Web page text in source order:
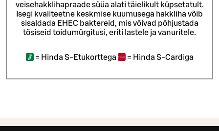
veisehakklihapraade süüa alati täielikult küpsetatult.
Isegi kvaliteetne keskmise kuumusega hakkliha võib
sisaldada EHEC baktereid, mis võivad põhjustada
tõsiseid toidumürgitusi, eriti lastele ja vanuritele.
= Hinda S-Etukorttega = Hinda S-Cardiga